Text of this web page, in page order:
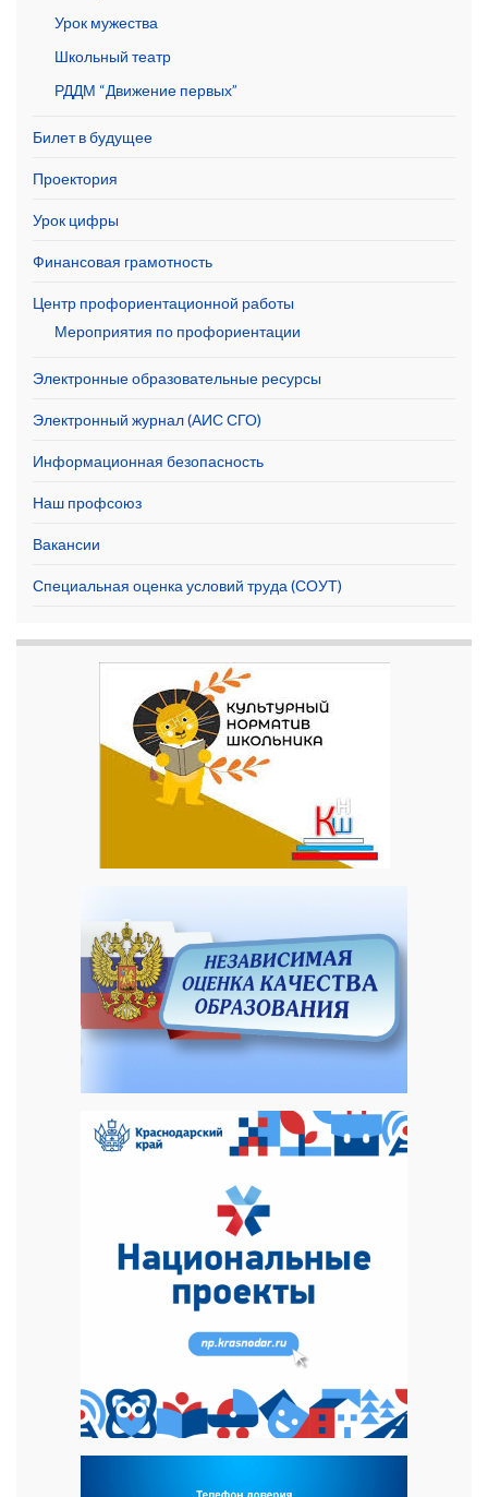
Урок мужества
Школьный театр
РДДМ “Движение первых”
Билет в будущее
Проектория
Урок цифры
Финансовая грамотность
Центр профориентационной работы
Мероприятия по профориентации
Электронные образовательные ресурсы
Электронный журнал (АИС СГО)
Информационная безопасность
Наш профсоюз
Вакансии
Специальная оценка условий труда (СОУТ)